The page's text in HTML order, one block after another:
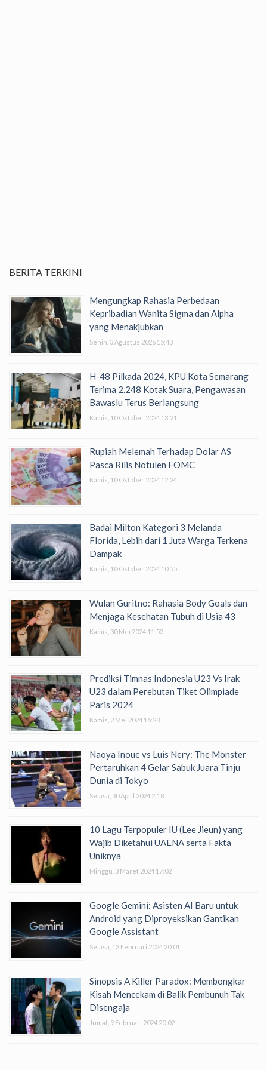
BERITA TERKINI
Mengungkap Rahasia Perbedaan
Kepribadian Wanita Sigma dan Alpha
yang Menakjubkan
Senin, 3 Agustus 2026 15:48
H-48 Pilkada 2024, KPU Kota Semarang
Terima 2.248 Kotak Suara, Pengawasan
Bawaslu Terus Berlangsung
Kamis, 10 Oktober 2024 13:21
Rupiah Melemah Terhadap Dolar AS
Pasca Rilis Notulen FOMC
Kamis, 10 Oktober 2024 12:24
Badai Milton Kategori 3 Melanda
Florida, Lebih dari 1 Juta Warga Terkena
Dampak
Kamis, 10 Oktober 2024 10:55
Wulan Guritno: Rahasia Body Goals dan
Menjaga Kesehatan Tubuh di Usia 43
Kamis, 30 Mei 2024 11:53
Prediksi Timnas Indonesia U23 Vs Irak
U23 dalam Perebutan Tiket Olimpiade
Paris 2024
Kamis, 2 Mei 2024 16:28
Naoya Inoue vs Luis Nery: The Monster
Pertaruhkan 4 Gelar Sabuk Juara Tinju
Dunia di Tokyo
Selasa, 30 April 2024 2:18
10 Lagu Terpopuler IU (Lee Jieun) yang
Wajib Diketahui UAENA serta Fakta
Uniknya
Minggu, 3 Maret 2024 17:02
Google Gemini: Asisten AI Baru untuk
Android yang Diproyeksikan Gantikan
Google Assistant
Selasa, 13 Februari 2024 20:01
Sinopsis A Killer Paradox: Membongkar
Kisah Mencekam di Balik Pembunuh Tak
Disengaja
Jumat, 9 Februari 2024 20:02